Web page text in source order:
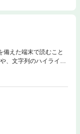
備えた端末で読むこと
、文字列のハイライ
ません。「科学（自
授業書を開発すること
紹介，開発途上の授業
一挙掲載する。藤森良
）／授業書案〈日食と
ほか。